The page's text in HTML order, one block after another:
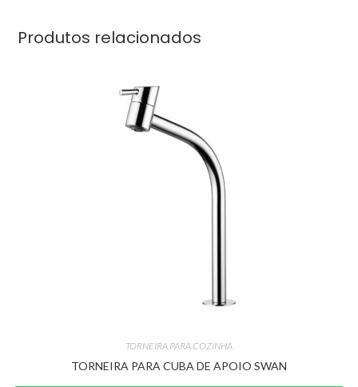
Produtos relacionados
TORNEIRA PARA COZINHA
TORNEIRA PARA CUBA DE APOIO SWAN